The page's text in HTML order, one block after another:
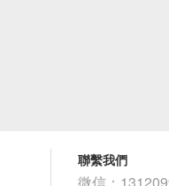
聯繫我們